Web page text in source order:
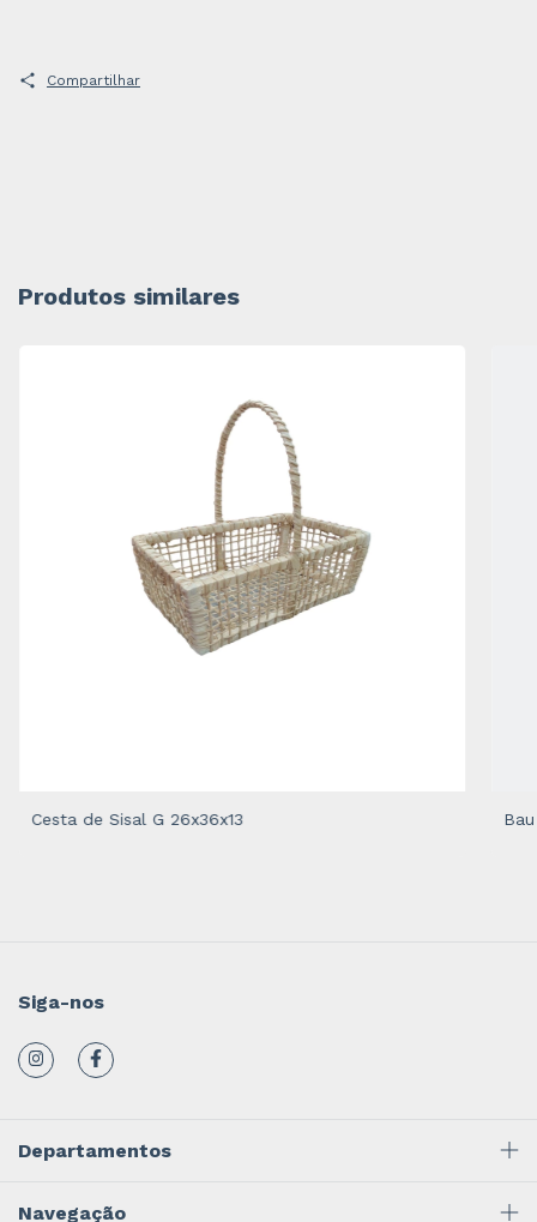
Compartilhar
Produtos similares
Cesta de Sisal G 26x36x13
Siga-nos
Departamentos
Navegação